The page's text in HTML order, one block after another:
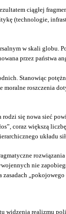
ciągłej
(technologie,
w skali globu.
przez państwa
Stanowiąc
roszczenia
się nowa sieć
coraz większą
układu sił.
nie
„pokojowego
realizmu